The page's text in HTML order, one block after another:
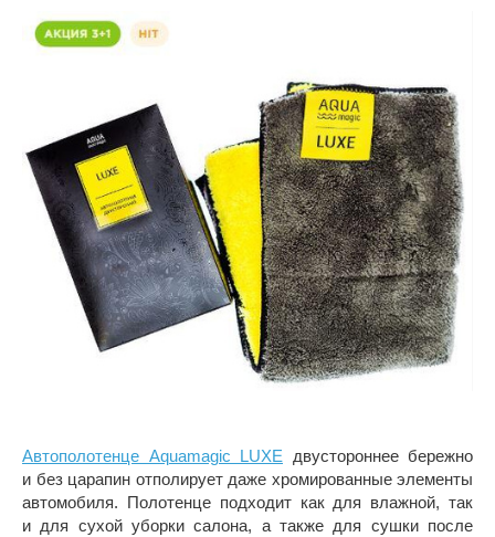
Автополотенце Aquamagic LUXE двустороннее бережно
и без царапин отполирует даже хромированные элементы
автомобиля. Полотенце подходит как для влажной, так
и для сухой уборки салона, а также для сушки после